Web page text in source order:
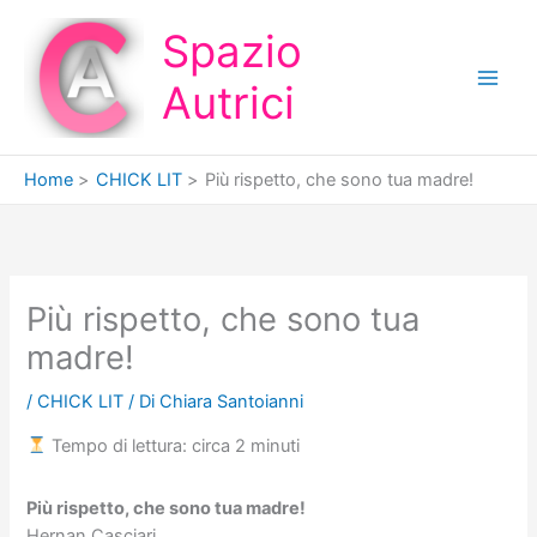
contenuto
Spazio
Autrici
Home CHICK LIT Più rispetto, che sono tua madre!
Più rispetto, che sono tua
madre!
/CHICK LIT / DiChiara Santoianni
Tempo di lettura: circa 2 minuti
Più rispetto, che sono tua madre!